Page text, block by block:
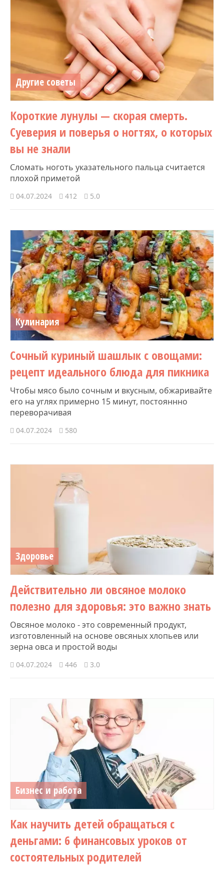
Другие советы
Короткие лунулы — скорая смерть.
Суеверия и поверья о ногтях, о которых
вы не знали
Сломать ноготь указательного пальца считается
плохой приметой
04.07.2024 412 5.0
Кулинария
Сочный куриный шашлык с овощами:
рецепт идеального блюда для пикника
Чтобы мясо было сочным и вкусным, обжаривайте
его на углях примерно 15 минут, постояннно
переворачивая
04.07.2024 580
Здоровье
Действительно ли овсяное молоко
полезно для здоровья: это важно знать
Овсяное молоко - это современный продукт,
изготовленный на основе овсяных хлопьев или
зерна овса и простой воды
04.07.2024 446 3.0
Бизнес и работа
Как научить детей обращаться с
деньгами: 6 финансовых уроков от
состоятельных родителей